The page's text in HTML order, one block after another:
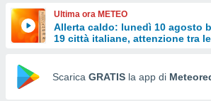
Web
Ultima ora METEO
Allerta caldo: lunedì 10 agosto
19 città italiane, attenzione tra
Scarica GRATIS la app di